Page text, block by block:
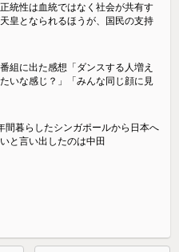
統性は血統ではなく社会が共有す
皇となられるほうが、国民の支持
組に出た感想「ダンスする人増え
いな感じ？」「みんな同じ顔に見
間暮らしたシンガポールから日本へ
と言い出したのは中田